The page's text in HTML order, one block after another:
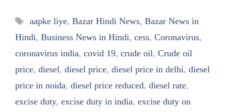
Tags
aapke liye, Bazar Hindi News, Bazar News in
Hindi, Business News in Hindi, cess, Coronavirus,
coronavirus india, covid 19, crude oil, Crude oil
price, diesel, diesel price, diesel price in delhi, diesel
price in noida, diesel price reduced, diesel rate,
excise duty, excise duty in india, excise duty on